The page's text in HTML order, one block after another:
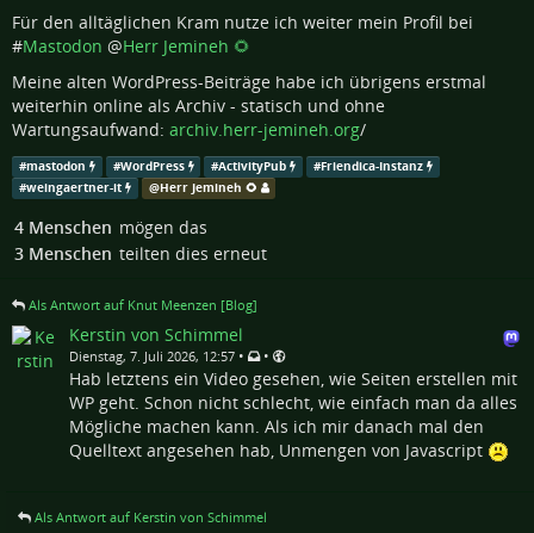
Für den alltäglichen Kram nutze ich weiter mein Profil bei
#Mastodon @Herr Jemineh 🌻
Meine alten WordPress-Beiträge habe ich übrigens erstmal
weiterhin online als Archiv - statisch und ohne
Wartungsaufwand: archiv.herr-jemineh.org/
#mastodon #WordPress #ActivityPub #Friendica-Instanz
#weingaertner-it @Herr Jemineh 🌻
4 Menschen mögen das
3 Menschen teilten dies erneut
Als Antwort auf Knut Meenzen [Blog]
Kerstin von Schimmel
Dienstag, 7. Juli 2026, 12:57 • •
Hab letztens ein Video gesehen, wie Seiten erstellen mit
WP geht. Schon nicht schlecht, wie einfach man da alles
Mögliche machen kann. Als ich mir danach mal den
Quelltext angesehen hab, Unmengen von Javascript
Als Antwort auf Kerstin von Schimmel